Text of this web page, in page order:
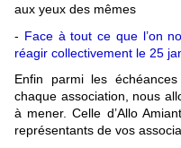
aux yeux des mêmes
- Face à tout ce que l’on
réagir collectivement le 25
Enfin parmi les
chaque association, nous
à mener. Celle d’Allo
représentants de vos